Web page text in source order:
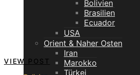
Bolivien
Brasilien
Ecuador
USA
Orient & Naher Osten
Iran
Marokko
Türkei
VIEW POST